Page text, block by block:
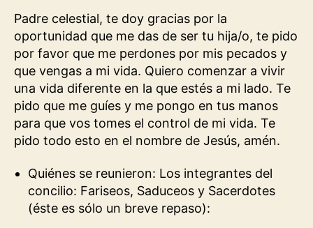
Padre celestial, te doy gracias por la
oportunidad que me das de ser tu hija/o, te pido
por favor que me perdones por mis pecados y
que vengas a mi vida. Quiero comenzar a vivir
una vida diferente en la que estés a mi lado. Te
pido que me guíes y me pongo en tus manos
para que vos tomes el control de mi vida. Te
pido todo esto en el nombre de Jesús, amén.
Quiénes se reunieron: Los integrantes del
concilio: Fariseos, Saduceos y Sacerdotes
(éste es sólo un breve repaso):